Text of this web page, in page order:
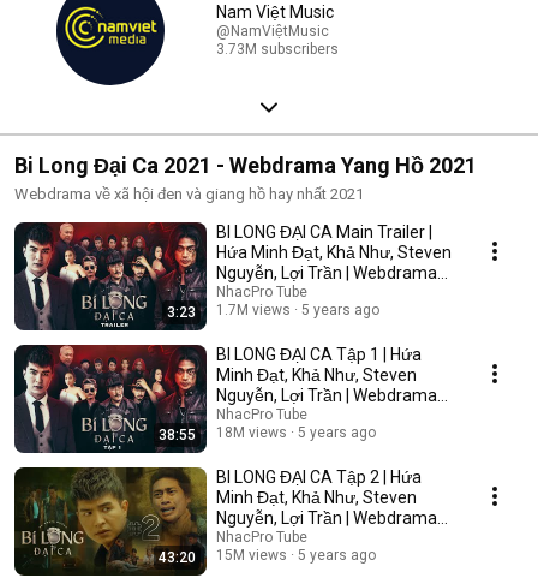
Nam Việt Music
@NamViệtMusic
3.73M subscribers
Bi Long Đại Ca 2021 - Webdrama Yang Hồ 2021
Webdrama về xã hội đen và giang hồ hay nhất 2021
3:23
BI LONG ĐẠI CA Main Trailer |
Hứa Minh Đạt, Khả Như, Steven
Nguyễn, Lợi Trần | Webdrama
Yang Hồ 2021
NhacPro Tube
1.7M views
5 years ago
38:55
BI LONG ĐẠI CA Tập 1 | Hứa
Minh Đạt, Khả Như, Steven
Nguyễn, Lợi Trần | Webdrama
Yang Hồ 2021
NhacPro Tube
18M views
5 years ago
43:20
BI LONG ĐẠI CA Tập 2 | Hứa
Minh Đạt, Khả Như, Steven
Nguyễn, Lợi Trần | Webdrama
Yang Hồ 2021
NhacPro Tube
15M views
5 years ago